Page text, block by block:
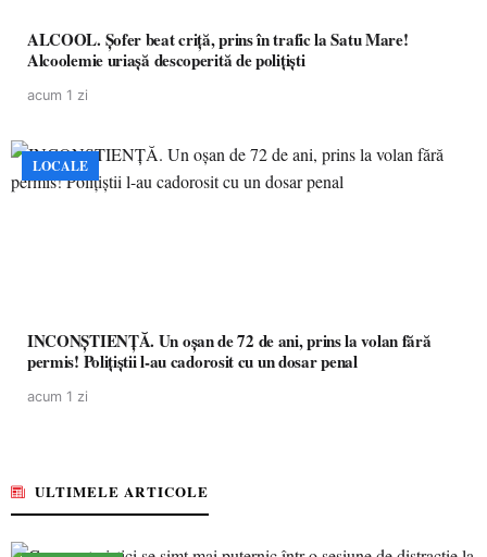
ALCOOL. Șofer beat criță, prins în trafic la Satu Mare!
Alcoolemie uriașă descoperită de polițiști
acum 1 zi
LOCALE
INCONȘTIENȚĂ. Un oșan de 72 de ani, prins la volan fără
permis! Polițiștii l-au cadorosit cu un dosar penal
acum 1 zi
ULTIMELE ARTICOLE